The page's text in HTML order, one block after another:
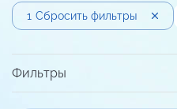
1 Сбросить фильтры
Фильтры